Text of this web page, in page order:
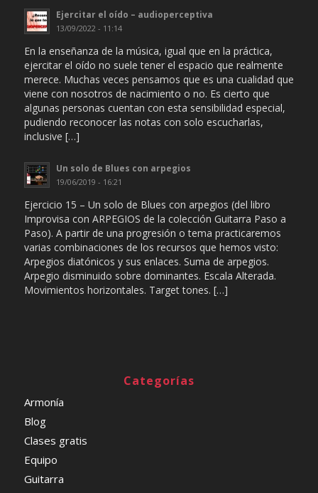
Ejercitar el oído – audioperceptiva
13/09/2022 - 11:14
En la enseñanza de la música, igual que en la práctica,
ejercitar el oído no suele tener el espacio que realmente
merece. Muchas veces pensamos que es una cualidad que
viene con nosotros de nacimiento o no. Es cierto que
algunas personas cuentan con esta sensibilidad especial,
pudiendo reconocer las notas con solo escucharlas,
inclusive […]
Un solo de Blues con arpegios
19/06/2019 - 16:21
Ejercicio 15 – Un solo de Blues con arpegios (del libro
Improvisa con ARPEGIOS de la colección Guitarra Paso a
Paso). A partir de una progresión o tema practicaremos
varias combinaciones de los recursos que hemos visto:
Arpegios diatónicos y sus enlaces. Suma de arpegios.
Arpegio disminuido sobre dominantes. Escala Alterada.
Movimientos horizontales. Target tones. […]
Categorías
Armonía
Blog
Clases gratis
Equipo
Guitarra